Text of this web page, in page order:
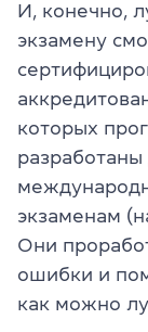
И, конечно,
экзамену
которых
разработаны
экзаменам
Они
ошибки и
как можно